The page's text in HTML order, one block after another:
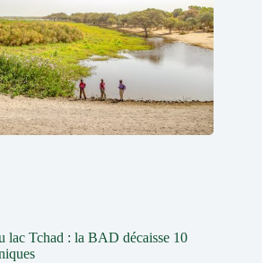
lac Tchad : la BAD décaisse 10